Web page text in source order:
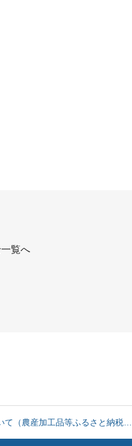
覧へ
て（農産加工品等ふるさと納税…